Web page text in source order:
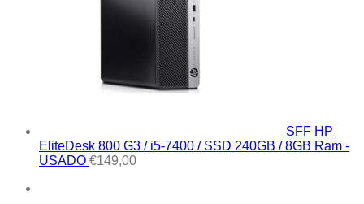
SFF HP
EliteDesk 800 G3 / i5-7400 / SSD 240GB / 8GB Ram -
USADO €149,00